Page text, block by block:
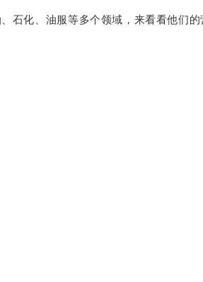
石化、油服等多个领域，来看看他们